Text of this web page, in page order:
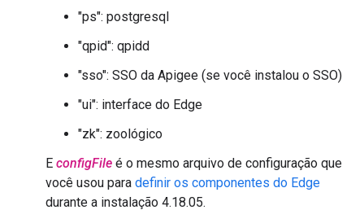
"ps": postgresql
"qpid": qpidd
"sso": SSO da Apigee (se você instalou o SSO)
"ui": interface do Edge
"zk": zoológico
E configFile é o mesmo arquivo de configuração que
você usou para definir os componentes do Edge
durante a instalação 4.18.05.